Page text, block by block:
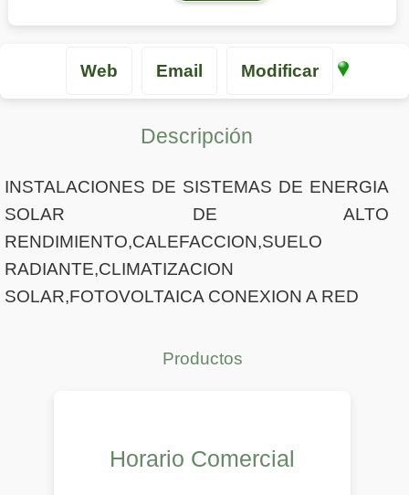
Web Email Modificar
Descripción
INSTALACIONES DE SISTEMAS DE ENERGIA
SOLAR DE ALTO
RENDIMIENTO,CALEFACCION,SUELO
RADIANTE,CLIMATIZACION
SOLAR,FOTOVOLTAICA CONEXION A RED
Productos
Horario Comercial